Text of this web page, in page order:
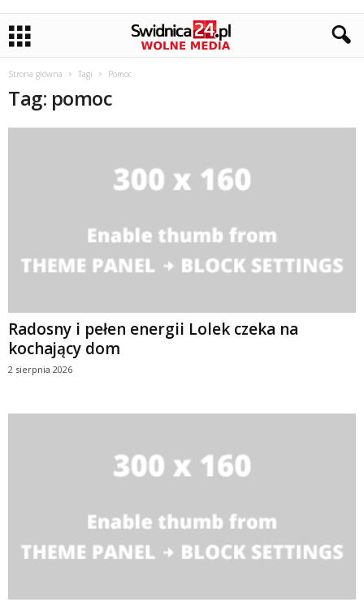
Strona główna Tagi Pomoc
Tag: pomoc
Radosny i pełen energii Lolek czeka na
kochający dom
2 sierpnia 2026